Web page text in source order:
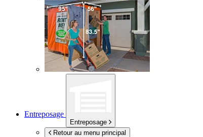
Entreposage
Entreposage
Retour au menu principal